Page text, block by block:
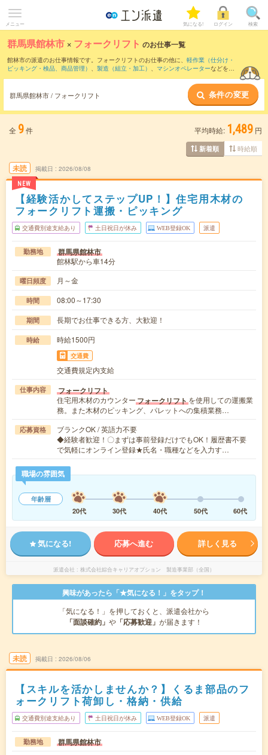
メニュー 気になる! ログイン 検索
群馬県館林市 × フォークリフト のお仕事一覧
館林市の派遣のお仕事情報です。フォークリフトのお仕事の他に、 軽作業（仕分け・
ピッキング・検品、商品管理） 、 製造（組立・加工） 、 マシンオペレーターなどを取
フォークリフトのお仕事とは？とは？
群馬県館林市 / フォークリフト 条件の変更
全 9件 平均時給: 1,489 円
新着順 時給順
未読
NEW
掲載日 2026/08/08
【経験活かしてステップUP！】住宅用木材の
フォークリフト運搬・ピッキング
交通費別途支給あり 土日祝日が休み WEB登録OK 派遣
勤務地 群馬県館林市
館林駅から車14分
曜日頻度 月～金
時間 08:00～17:30
期間 長期でお仕事できる方、大歓迎！
時給 時給1500円
交通費
交通費規定内支給
仕事内容 フォークリフト
住宅用木材のカウンターフォークリフトを使用しての運搬業
務。また木材のピッキング、パレットへの集積業務…
応募資格
ブランクOK / 英語力不要
◆経験者歓迎！〇まずは事前登録だけでもOK！履歴書不要
で気軽にオンライン登録★氏名・職種などを入力す…
職場の雰囲気
年齢層
20代
30代 40代 50代 60代
気になる! 応募へ進む 詳しく見る
派遣会社 株式会社綜合キャリアオプション 製造事業部（全国）
興味があったら「★気になる！」をタップ！
「気になる！」を押しておくと、派遣会社から
「面談確約」 や 「応募歓迎」 が届きます！
未読 掲載日 2026/08/06
【スキルを活かしませんか？】くるま部品のフ
ォークリフト荷卸し・格納・供給
交通費別途支給あり 土日祝日が休み WEB登録OK 派遣
勤務地 群馬県館林市